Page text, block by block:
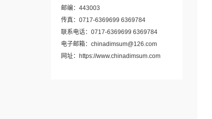
邮编：443003
传真：0717-6369699 6369784
联系电话：0717-6369699 6369784
电子邮箱：chinadimsum@126.com
网址：https://www.chinadimsum.com